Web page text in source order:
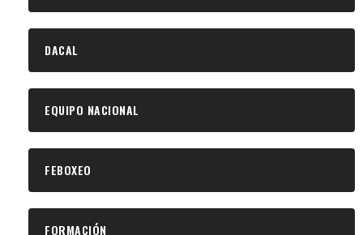
DACAL
EQUIPO NACIONAL
FEBOXEO
FORMACIÓN